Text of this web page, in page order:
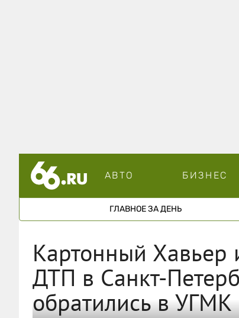
АВТО БИЗНЕС
ГЛАВНОЕ ЗА ДЕНЬ
Картонный Хавьер
ДТП в Санкт-
обратились в УГМК